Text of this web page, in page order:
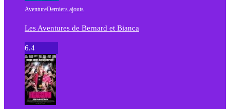
AventureDerniers ajouts
Les Aventures de Bernard et Bianca
6.4